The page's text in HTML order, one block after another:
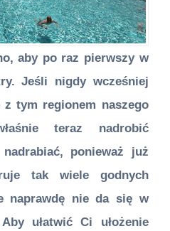
aby po raz pierwszy w
Jeśli nigdy wcześniej
tym regionem naszego
teraz nadrobić
ponieważ już
tak wiele godnych
naprawdę nie da się w
ułatwić Ci ułożenie